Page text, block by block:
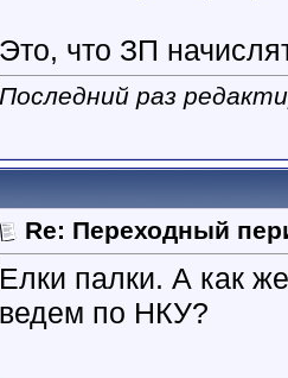
Это, что ЗП
Последний раз
Re: Переходный
Елки палки. А как
ведем по НКУ?